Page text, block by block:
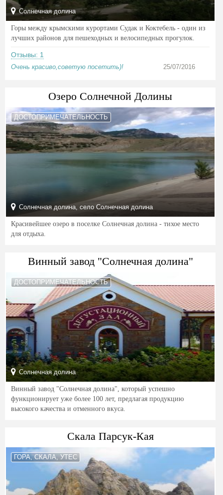
Солнечная долина
Горы между крымскими курортами Судак и Коктебель - один из
лучших районов для пешеходных и велосипедных прогулок.
Отзывы: 1
Очень красиво,советую посетить)! 25/07/2016
Озеро Солнечной Долины
ДОСТОПРИМЕЧАТЕЛЬНОСТЬ
Солнечная долина, село Солнечная долина
Красивейшее озеро в поселке Солнечная долина - тихое место
для отдыха.
Винный завод "Солнечная долина"
ДОСТОПРИМЕЧАТЕЛЬНОСТЬ
Солнечная долина
Винный завод "Солнечная долина", который успешно
функционирует уже более 100 лет, предлагая продукцию
высокого качества и отменного вкуса.
Скала Парсук-Кая
ГОРА, СКАЛА, УТЕС